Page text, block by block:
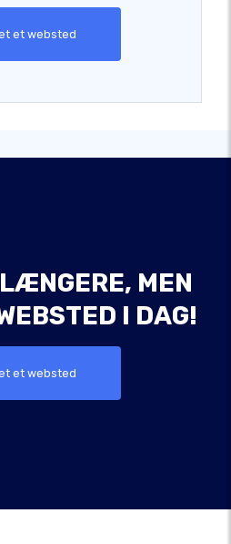
et websted
MEN
I DAG!
et websted